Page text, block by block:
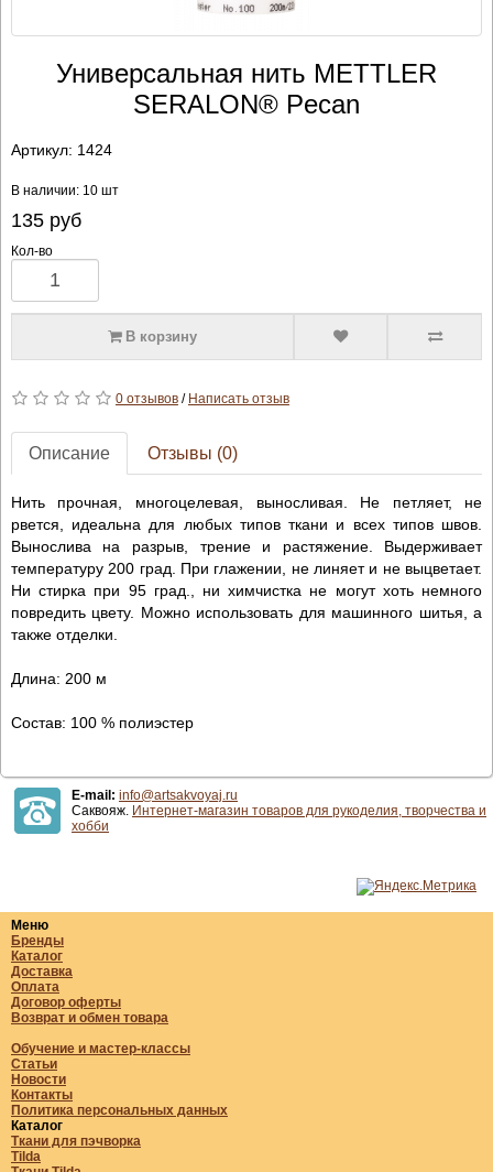
Универсальная нить METTLER
SERALON® Pecan
Артикул: 1424
В наличии: 10 шт
135руб
Кол-во
В корзину
0 отзывов/ Написать отзыв
Описание Отзывы (0)
Нить прочная, многоцелевая, выносливая. Не петляет, не
рвется, идеальна для любых типов ткани и всех типов швов.
Вынослива на разрыв, трение и растяжение. Выдерживает
температуру 200 град. При глажении, не линяет и не выцветает.
Ни стирка при 95 град., ни химчистка не могут хоть немного
повредить цвету. Можно использовать для машинного шитья, а
также отделки.
Длина: 200 м
Состав: 100 % полиэстер
E-mail: info@artsakvoyaj.ru
Саквояж. Интернет-магазин товаров для рукоделия, творчества и
хобби
Меню
Бренды
Каталог
Доставка
Оплата
Договор оферты
Возврат и обмен товара
Обучение и мастер-классы
Статьи
Новости
Контакты
Политика персональных данных
Каталог
Ткани для пэчворка
Tilda